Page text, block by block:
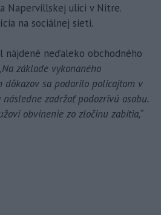
Napervillskej ulici v Nitre.
na sociálnej sieti.
nájdené neďaleko obchodného
základe vykonaného
dôkazov sa podarilo policajtom v
zadržať podozrivú osobu.
obvinenie zo zločinu zabitia,“